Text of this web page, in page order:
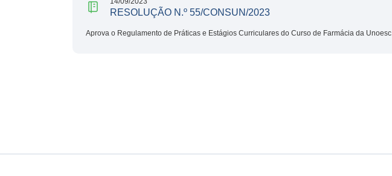
RESOLUÇÃO N.º 55/CONSUN/2023
Aprova o Regulamento de Práticas e Estágios Curriculares do Curso de Farmácia da Unoesc.